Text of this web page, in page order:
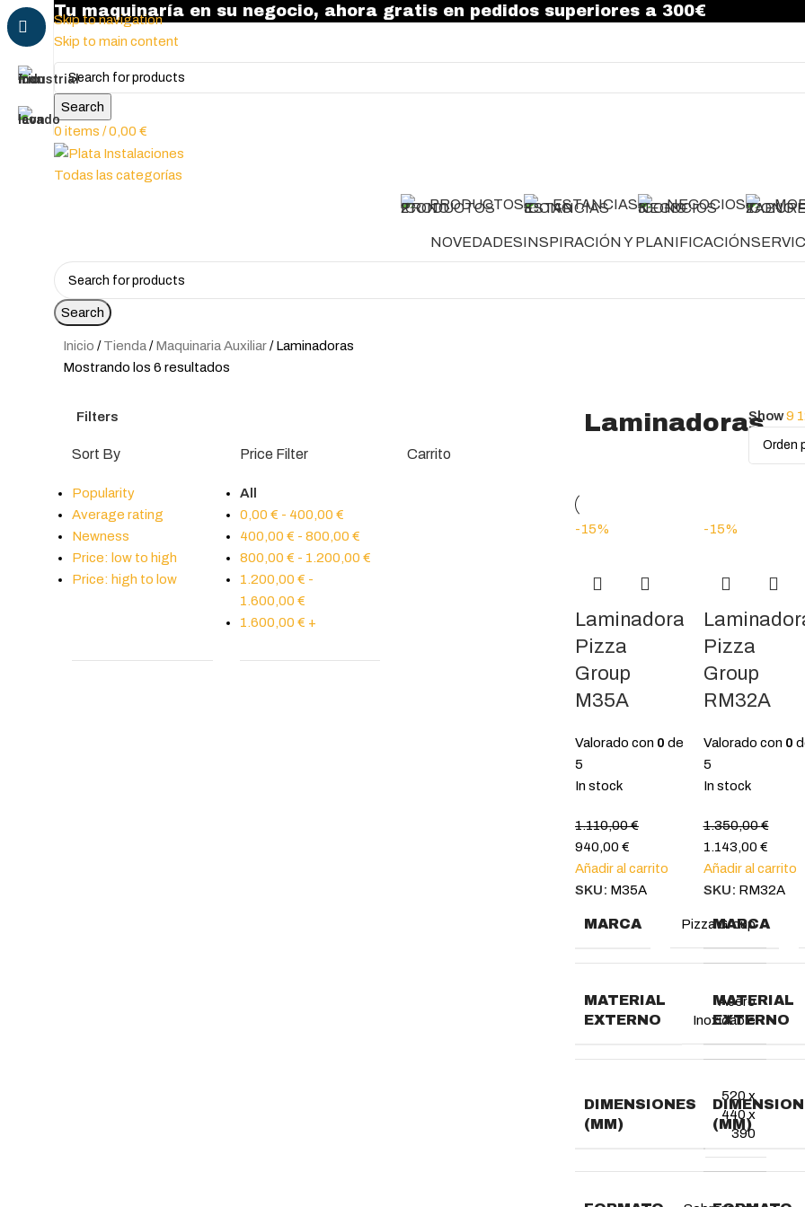
Skip to navigation
Skip to main content
Tu maquinaría en su negocio, ahora gratis en pedidos superiores a 300€
Search
0 items /0,00 €
Todas las categorías
PRODUCTOS ESTANCIAS NEGOCIOS
NOVEDADESINSPIRACIÓN Y PLANIFICACIÓN
Search
Inicio Tienda Maquinaria Auxiliar
Laminadoras
Mostrando los 6 resultados
Filters
Sort By
Popularity
Average rating
Newness
Price: low to high
Price: high to low
Price Filter
All
0,00 € - 400,00 €
400,00 € - 800,00 €
800,00 € - 1.200,00 €
1.200,00 € -
1.600,00 €
1.600,00 € +
Carrito
LaminadorasShow9
-15%
Laminadora
Pizza
Group
M35A
Valorado con 0 de
5
In stock
1.110,00€
940,00 €
Añadir al carrito
SKU: M35A
MARCA Pizza Group
MATERIAL
EXTERNO
Acero
Inoxidable
DIMENSIONES
(MM)
520 x
440 x
390
-15%
Pizza
Group
RM32A
Valorado con 0
5
In stock
1.350,00€
1.143,00 €
Añadir al carrito
SKU: RM32A
MARCA
MATERIAL
EXTERNO
(MM)